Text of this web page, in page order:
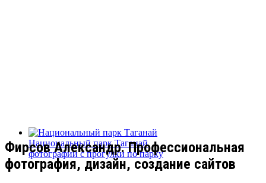
Национальный парк Таганай
фотографии с прогулки по парку
Фирсов Александр. Профессиональная
фотография, дизайн, создание сайтов